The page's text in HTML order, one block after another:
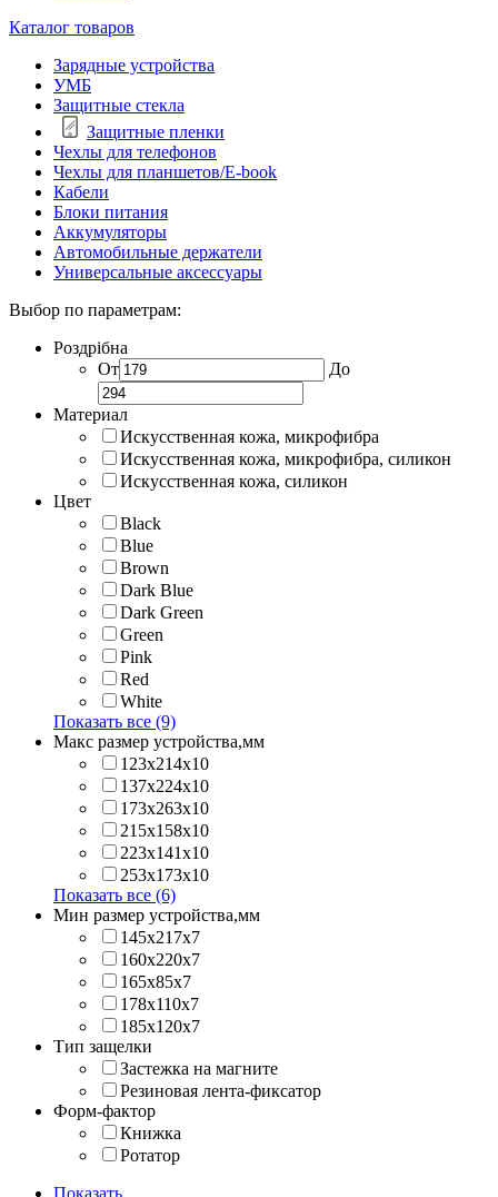
Каталог товаров
Зарядные устройства
УМБ
Защитные стекла
Защитные пленки
Чехлы для телефонов
Чехлы для планшетов/E-book
Кабели
Блоки питания
Аккумуляторы
Автомобильные держатели
Универсальные аксессуары
Выбор по параметрам:
Роздрібна
От
До
Материал
Искусственная кожа, микрофибра
Искусственная кожа, микрофибра, силикон
Искусственная кожа, силикон
Цвет
Black
Blue
Brown
Dark Blue
Dark Green
Green
Pink
Red
White
Показать все (9)
Макс размер устройства,мм
123х214x10
137х224x10
173х263x10
215х158x10
223х141x10
253х173x10
Показать все (6)
Мин размер устройства,мм
145x217x7
160x220x7
165x85x7
178x110x7
185x120x7
Тип защелки
Застежка на магните
Резиновая лента-фиксатор
Форм-фактор
Книжка
Ротатор
Показать